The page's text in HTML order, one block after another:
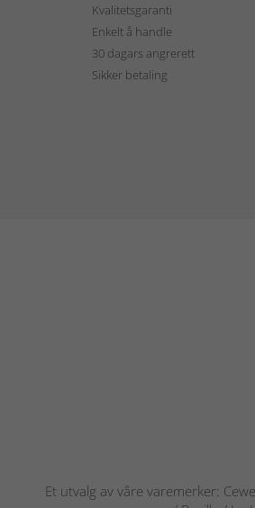
Kvalitetsgaranti
Enkelt å handle
30 dagars angrerett
Sikker betaling
Et utvalg av våre varemerker: